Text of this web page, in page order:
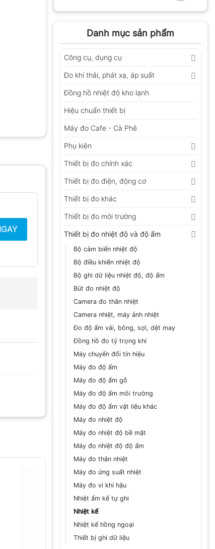
Danh mục sản phẩm
Công cụ, dụng cụ
Đo khí thải, phát xạ, áp suất
Đồng hồ nhiệt độ kho lạnh
Hiệu chuẩn thiết bị
Máy đo Cafe - Cà Phê
Phụ kiện
Thiết bị đo chính xác
Thiết bị đo điện, động cơ
Thiết bị đo khác
Thiết bị đo môi trường
Thiết bị đo nhiệt độ và độ ẩm
Bộ cảm biến nhiệt độ
Bộ điều khiển nhiệt độ
Bộ ghi dữ liệu nhiệt độ, độ ẩm
Bút đo nhiệt độ
Camera đo thân nhiệt
Camera nhiệt, máy ảnh nhiệt
Đo độ ẩm vải, bông, sợi, dệt may
Đồng hồ đo tỷ trọng khí
Máy chuyển đổi tín hiệu
Máy đo độ ẩm
Máy đo độ ẩm gỗ
Máy đo độ ẩm môi trường
Máy đo độ ẩm vật liệu khác
Máy đo nhiệt độ
Máy đo nhiệt độ bề mặt
Máy đo nhiệt độ độ ẩm
Máy đo thân nhiệt
Máy đo ứng suất nhiệt
Máy đo vi khí hậu
Nhiệt ẩm kế tự ghi
Nhiệt kế
Nhiệt kế hồng ngoại
Thiết bị ghi dữ liệu